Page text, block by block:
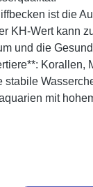
ist die
KH-Wert kann
und die
mit